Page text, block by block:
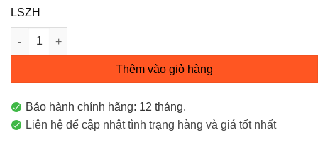
LSZH
Fiber cable OS2 LSZH 8 fibers 032503 Legrand số lượng
Thêm vào giỏ hàng
Bảo hành chính hãng: 12 tháng.
Liên hệ để cập nhật tình trạng hàng và giá tốt nhất